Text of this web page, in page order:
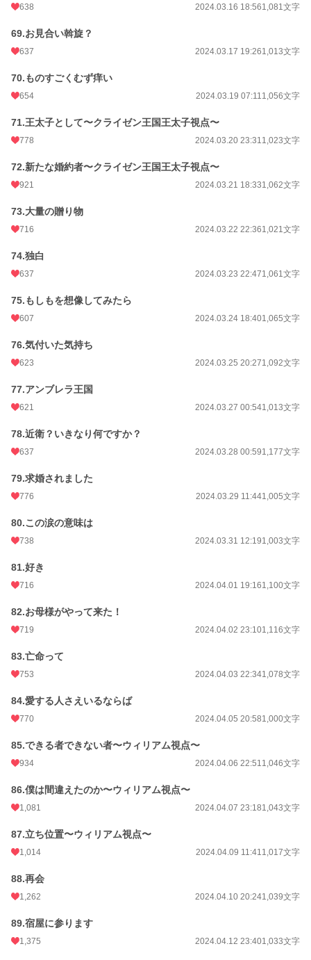
638 2024.03.16 18:561,081文字
69.お見合い斡旋？
637 2024.03.17 19:261,013文字
70.ものすごくむず痒い
654 2024.03.19 07:111,056文字
71.王太子として〜クライゼン王国王太子視点〜
778 2024.03.20 23:311,023文字
72.新たな婚約者〜クライゼン王国王太子視点〜
921 2024.03.21 18:331,062文字
73.大量の贈り物
716 2024.03.22 22:361,021文字
74.独白
637 2024.03.23 22:471,061文字
75.もしもを想像してみたら
607 2024.03.24 18:401,065文字
76.気付いた気持ち
623 2024.03.25 20:271,092文字
77.アンブレラ王国
621 2024.03.27 00:541,013文字
78.近衛？いきなり何ですか？
637 2024.03.28 00:591,177文字
79.求婚されました
776 2024.03.29 11:441,005文字
80.この涙の意味は
738 2024.03.31 12:191,003文字
81.好き
716 2024.04.01 19:161,100文字
82.お母様がやって来た！
719 2024.04.02 23:101,116文字
83.亡命って
753 2024.04.03 22:341,078文字
84.愛する人さえいるならば
770 2024.04.05 20:581,000文字
85.できる者できない者〜ウィリアム視点〜
934 2024.04.06 22:511,046文字
86.僕は間違えたのか〜ウィリアム視点〜
1,081 2024.04.07 23:181,043文字
87.立ち位置〜ウィリアム視点〜
1,014 2024.04.09 11:411,017文字
88.再会
1,262 2024.04.10 20:241,039文字
89.宿屋に参ります
1,375 2024.04.12 23:401,033文字